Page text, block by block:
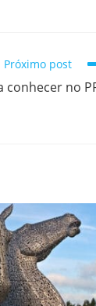
Próximo post
no